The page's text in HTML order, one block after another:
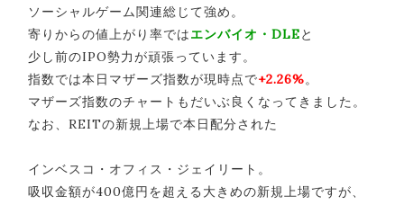
ソーシャルゲーム関連総じて強め。
寄りからの値上がり率ではエンバイオ・DLEと
少し前のIPO勢力が頑張っています。
指数では本日マザーズ指数が現時点で+2.26%。
マザーズ指数のチャートもだいぶ良くなってきました。
なお、REITの新規上場で本日配分された
インベスコ・オフィス・ジェイリート。
吸収金額が400億円を超える大きめの新規上場ですが、